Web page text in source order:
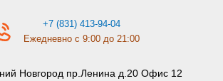
+7 (831) 413-94-04
Ежедневно с 9:00 до 21:00
Новгород пр.Ленина д.20 Офис 12